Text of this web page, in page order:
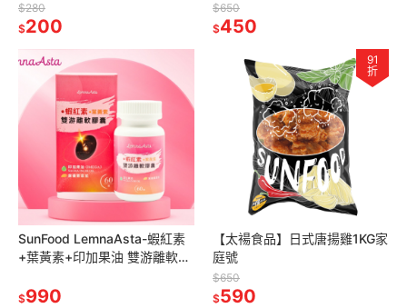
$280
$200
$650
$450
SunFood LemnaAsta-蝦紅素
+葉黃素+印加果油 雙游離軟膠
$990
91
折
【太禓食品】日式唐揚雞1KG家
庭號
$650
$590